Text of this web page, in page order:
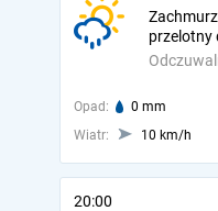
przelotny
Opad: 0 mm
Wiatr:
10 km/h
20:00